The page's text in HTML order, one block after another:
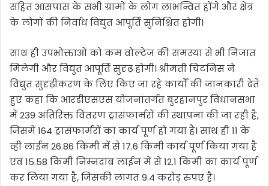
सहित आसपास के सभी ग्रामों के लोग लाभन्वित होंगे और क्षेत्र
के लोगों की निर्वाध विद्युत आपूर्ति सुनिश्चित होगी।
साथ ही उपभोक्ताओं को कम वोल्टेज की समस्या से भी निजात
मिलेगी और विद्युत आपूर्ति सुदृढ़ होगी। श्रीमती चिटनिस ने
विद्युत सुदृढ़ीकरण के लिए किए जा रहे कार्यों की जानकारी देते
हुए कहा कि आरडीएसएस योजनांतर्गत बुरहानपुर विधानसभा
में 239 अतिरिक्त वितरण ट्रासंफार्मरों की स्थापना की जा रही है,
जिसमें 164 ट्रासंफार्मरों का कार्य पूर्ण हो गया है। साथ ही 11 के
व्ही लाईन 26.86 किमी में से 17.6 किमी कार्य पूर्ण किया गया है
एवं 15.58 किमी निम्नदाब लाईन में से 12.1 किमी का कार्य पूर्ण
कर लिया गया है, जिसकी लागत 9.4 करोड़ रुपए है।